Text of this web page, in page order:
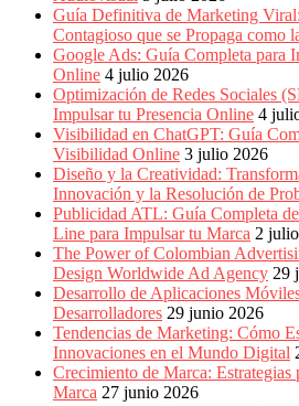
Guía Definitiva de Marketing
Contagioso que se Propaga como
Google Ads: Guía Completa para
Online 4 julio 2026
Optimización de Redes Sociales
Impulsar tu Presencia Online 4
Visibilidad en ChatGPT: Guía
Visibilidad Online 3 julio 2026
Diseño y la Creatividad:
Innovación y la Resolución de
Publicidad ATL: Guía Completa
Line para Impulsar tu Marca 2
The Power of Colombian
Design Worldwide Ad Agency 29
Desarrollo de Aplicaciones
Desarrolladores 29 junio 2026
Tendencias de Marketing: Cómo
Innovaciones en el Mundo Digital
Crecimiento de Marca: Estrategias
Marca 27 junio 2026